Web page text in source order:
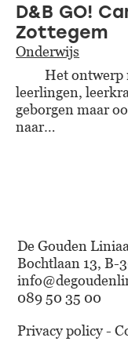
D&B GO!
Zottegem
Onderwijs
Het ontwerp
leerlingen,
geborgen maar
naar…
De Gouden
Bochtlaan 13, B-
089 50 35 00
Privacy policy -